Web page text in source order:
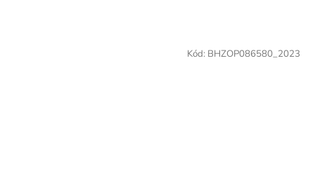
Kód: BHZOP086580_2023